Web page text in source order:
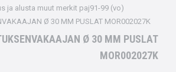
ja alusta muut merkit paj91-99 (vo)
Ø 30 MM PUSLAT MOR002027K
Ø 30 MM PUSLAT
MOR002027K